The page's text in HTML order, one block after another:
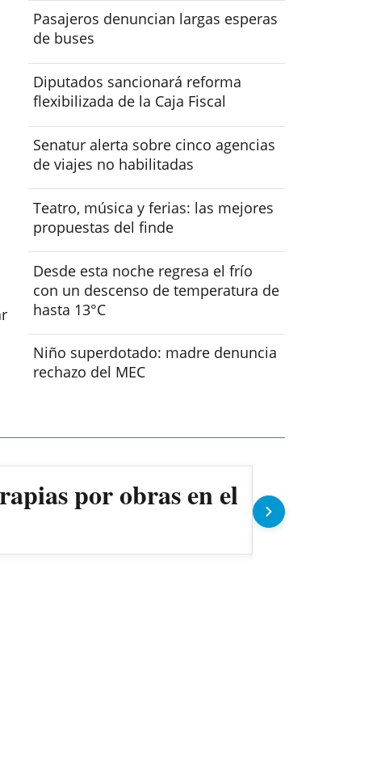
Pasajeros denuncian largas esperas
de buses
Diputados sancionará reforma
flexibilizada de la Caja Fiscal
Senatur alerta sobre cinco agencias
de viajes no habilitadas
Teatro, música y ferias: las mejores
propuestas del finde
Desde esta noche regresa el frío
con un descenso de temperatura de
hasta 13°C
Niño superdotado: madre denuncia
rechazo del MEC
por obras en el
Ollas